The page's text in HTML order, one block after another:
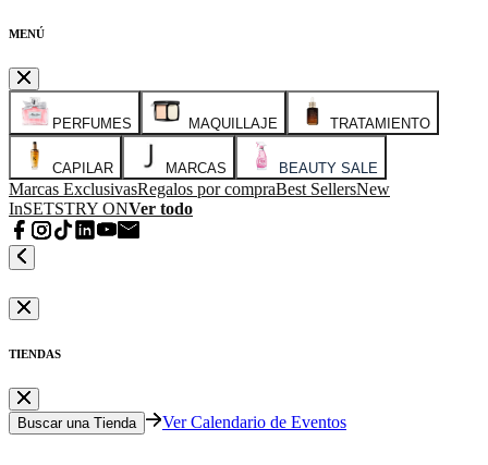
MENÚ
PERFUMES MAQUILLAJE TRATAMIENTO
CAPILAR MARCAS BEAUTY SALE
Marcas ExclusivasRegalos por compraBest SellersNew
InSETSTRY ONVer todo
TIENDAS
Buscar una Tienda Ver Calendario de Eventos